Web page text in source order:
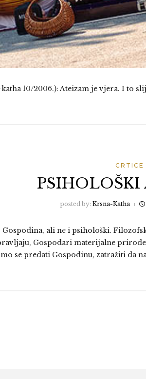
10/2006.): Ateizam je vjera. I to
CRTICE
posted by: Krsna-Katha
ali ne i psihološki.
Gospodari materijalne
se predati Gospodinu, zatražiti da